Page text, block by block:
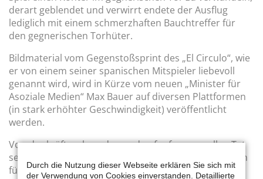
derart geblendet und verwirrt endete der Ausflug
lediglich mit einem schmerzhaften Bauchtreffer für
den gegnerischen Torhüter.
Bildmaterial vom Gegenstoßsprint des „El Circulo“, wie
er von einem seiner spanischen Mitspieler liebevoll
genannt wird, wird in Kürze vom neuen „Minister für
Asoziale Medien“ Max Bauer auf diversen Plattformen
(in stark erhöhter Geschwindigkeit) veröffentlicht
werden.
Von der kräftezehrenden und aufopferungsvollen Tat
seines Mitspielers inspiriert, verwandelte Justus Zesch
für den tus in der 48. Minute und konnte zum ersten
Durch die Nutzung dieser Webseite erklären Sie sich mit
der Verwendung von Cookies einverstanden. Detaillierte